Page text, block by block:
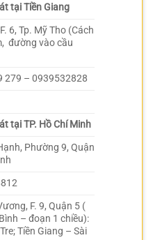
tại Tiền Giang
6, Tp. Mỹ Tho (Cách
đường vào cầu
279 – 0939532828
tại TP. Hồ Chí Minh
Phường 9, Quận
F. 9, Quận 5 (
– đoạn 1 chiều):
Tiền Giang – Sài